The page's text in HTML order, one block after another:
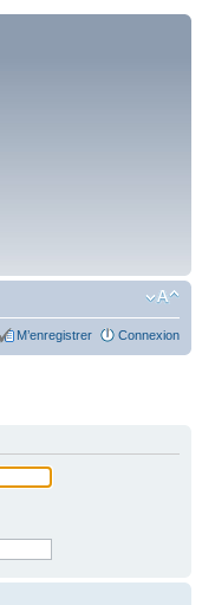
M’enregistrer Connexion